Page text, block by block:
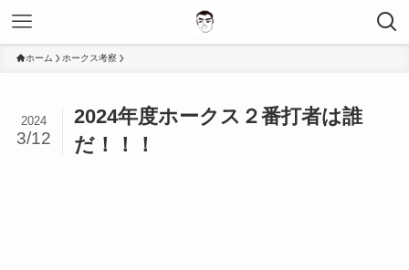
ホーム ホークス考察
2024年度ホークス２番打者は誰
だ！！！
2024
3/12